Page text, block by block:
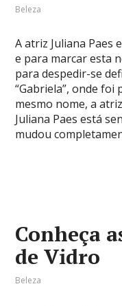
Beleza
A atriz Juliana Paes
e para marcar esta
para despedir-se
“Gabriela”, onde
mesmo nome, a
Juliana Paes está
mudou
Conheça
de Vidro
Beleza